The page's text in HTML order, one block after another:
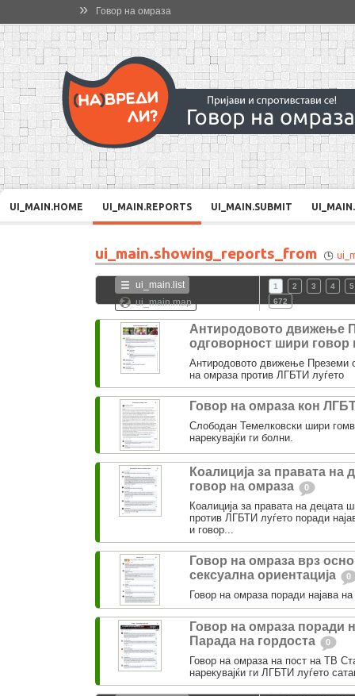
» Говор на омраза
UI_MAIN.HOME UI_MAIN.REPORTS UI_MAIN.SUBMIT
ui_main.showing_reports_from
ui_main.list
ui_main.map
1 2 3 4
5
672
Антиродовото движење
одговорност шири говор
Антиродовото движење Преземи
на омраза против ЛГБТИ луѓето
Говор на омраза кон
Слободан Темелковски шири
нарекувајќи ги болни.
Коалиција за правата на
говор на омраза
0
Коалиција за правата на децата
против ЛГБТИ луѓето поради
и говор...
Говор на омраза врз
сексуална ориентација
0
Говор на омраза поради најава
Говор на омраза поради
Парада на гордоста
0
Говор на омраза на пост на ТВ
нарекувајќи ги ЛГБТИ луѓето